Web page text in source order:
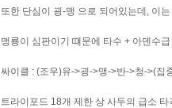
또한 단심이 굉-맹 으로 되어있는데, 이
맹룡이 심판이기 떄문에 타수 + 아덴수
싸이클 : (조우)유->굉->맹->반->청->(집
트라이포드 18개 제한 상 사두의 급소